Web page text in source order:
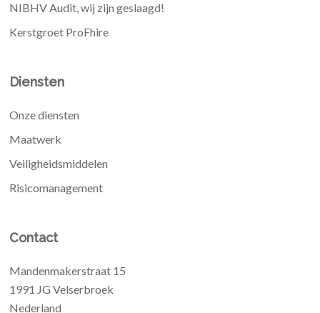
NIBHV Audit, wij zijn geslaagd!
Kerstgroet ProFhire
Diensten
Onze diensten
Maatwerk
Veiligheidsmiddelen
Risicomanagement
Contact
Mandenmakerstraat 15
1991 JG Velserbroek
Nederland